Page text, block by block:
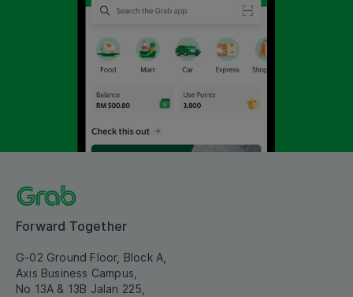
Forward Together
G-02 Ground Floor, Block A,
Axis Business Campus,
No 13A & 13B Jalan 225,